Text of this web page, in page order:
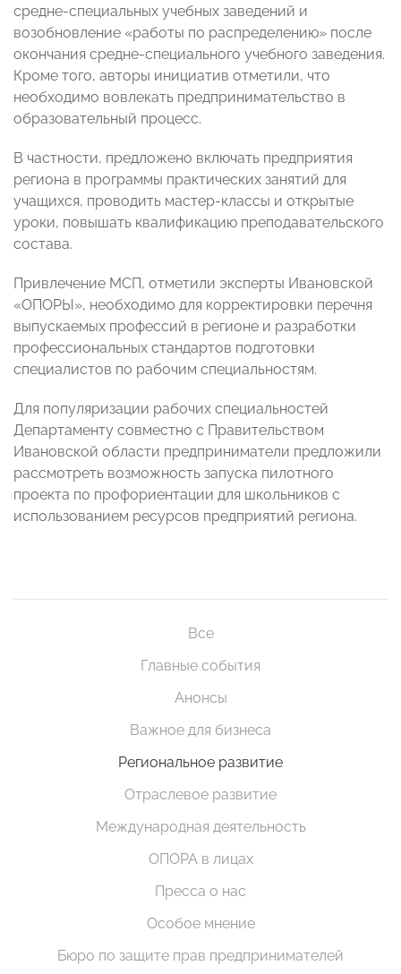
средне-специальных учебных заведений и
возобновление «работы по распределению» после
окончания средне-специального учебного заведения.
Кроме того, авторы инициатив отметили, что
необходимо вовлекать предпринимательство в
образовательный процесс.
В частности, предложено включать предприятия
региона в программы практических занятий для
учащихся, проводить мастер-классы и открытые
уроки, повышать квалификацию преподавательского
состава.
Привлечение МСП, отметили эксперты Ивановской
«ОПОРЫ», необходимо для корректировки перечня
выпускаемых профессий в регионе и разработки
профессиональных стандартов подготовки
специалистов по рабочим специальностям.
Для популяризации рабочих специальностей
Департаменту совместно с Правительством
Ивановской области предприниматели предложили
рассмотреть возможность запуска пилотного
проекта по профориентации для школьников с
использованием ресурсов предприятий региона.
Все
Главные события
Анонсы
Важное для бизнеса
Региональное развитие
Отраслевое развитие
Международная деятельность
ОПОРА в лицах
Пресса о нас
Особое мнение
Бюро по защите прав предпринимателей